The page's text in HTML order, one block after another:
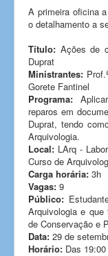
A primeira oficina
o detalhamento a
Título: Ações de
Duprat
Ministrantes:
Gorete Fantinel
Programa:
reparos em
Duprat, tendo
Arquivologia.
Local: LArq -
Curso de
Carga horária: 3h
Vagas: 9
Público:
Arquivologia e
de Conservação e
Data: 29 de
Horário: Das